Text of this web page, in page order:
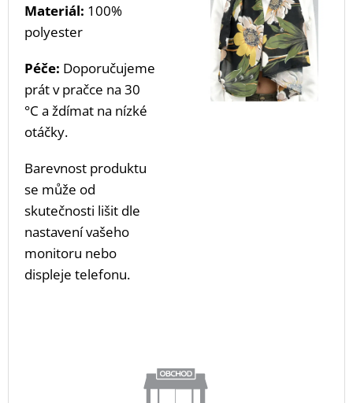
Materiál: 100%
polyester
Péče: Doporučujeme
prát v pračce na 30
°C a ždímat na nízké
otáčky.
Barevnost produktu
se může od
skutečnosti lišit dle
nastavení vašeho
monitoru nebo
displeje telefonu.